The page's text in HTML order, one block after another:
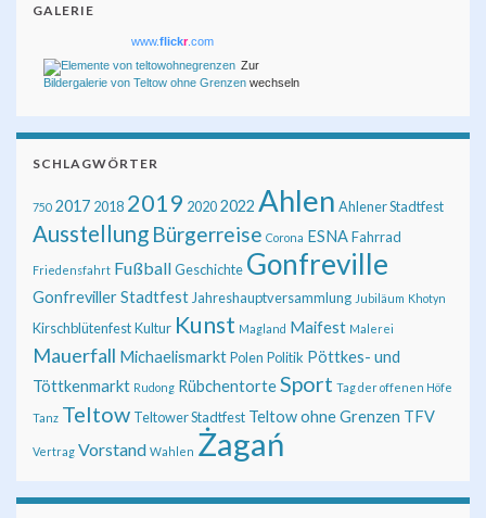
GALERIE
www.flickr.com
Zur
Bildergalerie von Teltow ohne Grenzen wechseln
SCHLAGWÖRTER
750 2017 2018 2019 20202022 Ahlen Ahlener Stadtfest
Ausstellung Bürgerreise Corona ESNAFahrrad
Friedensfahrt FußballGeschichte Gonfreville
Gonfreviller Stadtfest Jahreshauptversammlung Jubiläum Khotyn
KirschblütenfestKultur Kunst Magland Maifest Malerei
Mauerfall MichaelismarktPolen Politik Pöttkes- und
Töttkenmarkt Rudong RübchentorteSport Tag der offenen Höfe
Tanz Teltow Teltower Stadtfest Teltow ohne Grenzen TFV
Vertrag Vorstand Wahlen Żagań